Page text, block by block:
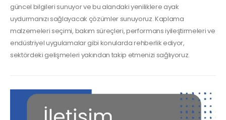
güncel bilgileri sunuyor ve bu alandaki yeniliklere ayak
uydurmanızı sağlayacak çözümler sunuyoruz. Kaplama
malzemeleri seçimi, bakım süreçleri, performans iyileştirmeleri ve
endüstriyel uygulamalar gibi konularda rehberlik ediyor,
sektördeki gelişmeleri yakından takip etmenizi sağlıyoruz.